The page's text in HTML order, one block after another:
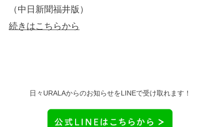
（中日新聞福井版）
続きはこちらから
日々URALAからのお知らせをLINEで受け取れます！